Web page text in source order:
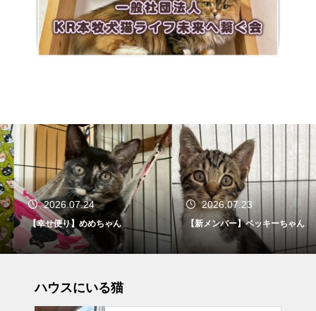
2026.07.24
【幸せ便り】めめちゃん
2026.07.23
【新メンバー】ベッキーちゃん
ハウスにいる猫